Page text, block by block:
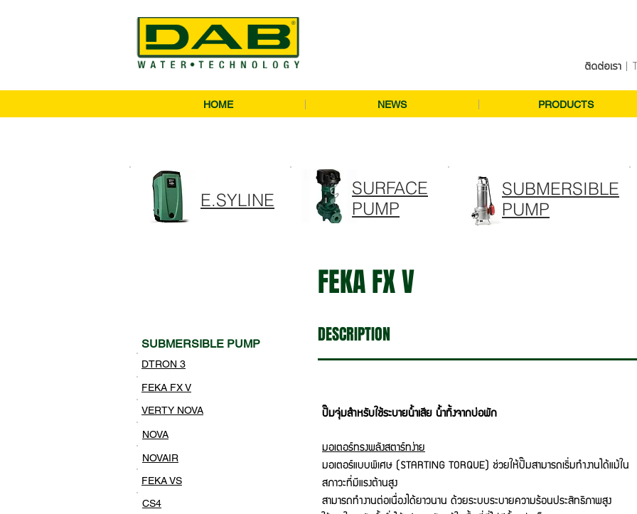
ติดต่อเรา |
HOME NEWS PRODUCTS
E.SYLINE
SUBMERSIBLE
PUMP
SURFACE
PUMP
FEKA FX V
SUBMERSIBLE PUMP
NOVA
DTRON 3
FEKA FX V
VERTY NOVA
NOVAIR
FEKA VS
CS4
DESCRIPTION
ปั๊มจุ่มสำหรับใช้ระบายน้ำเสีย น้ำทิ้งจากบ่อพัก
มอเตอร์ทรงพลังสตาร์ทง่าย
มอเตอร์แบบพิเศษ (STARTING TORQUE) ช่วยให้ปั๊มสามารถเริ่มทำงานได้แม้ใน
สภาวะที่มีแรงต้านสูง
สามารถทำงานต่อเนื่องได้ยาวนาน ด้วยระบบระบายความร้อนประสิทธิภาพสูง